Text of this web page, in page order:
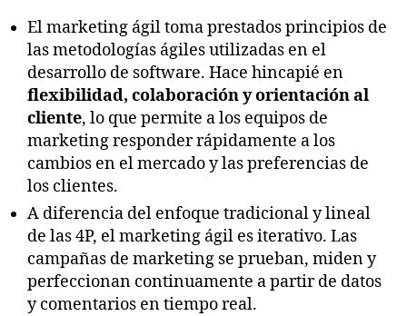
El marketing ágil toma prestados principios de
las metodologías ágiles utilizadas en el
desarrollo de software. Hace hincapié en
flexibilidad, colaboración y orientación al
cliente, lo que permite a los equipos de
marketing responder rápidamente a los
cambios en el mercado y las preferencias de
los clientes.
A diferencia del enfoque tradicional y lineal
de las 4P, el marketing ágil es iterativo. Las
campañas de marketing se prueban, miden y
perfeccionan continuamente a partir de datos
y comentarios en tiempo real.